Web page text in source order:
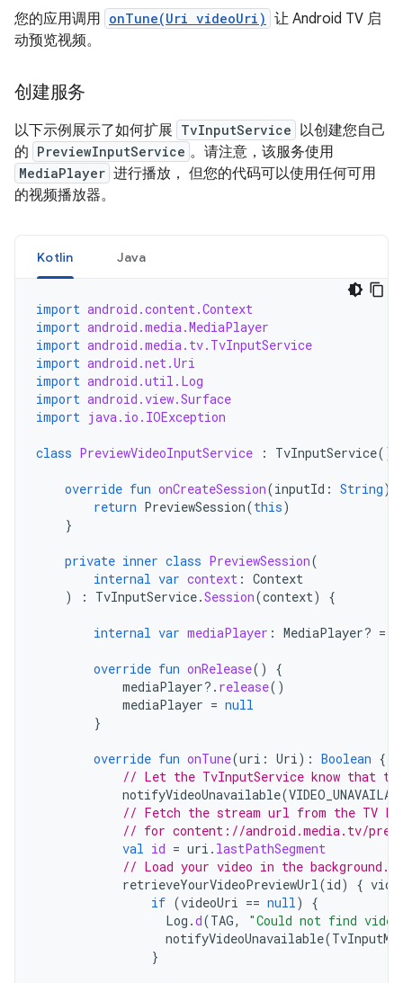
您的应用调用 onTune(Uri videoUri) 让 Android TV 启
动预览视频。
创建服务
以下示例展示了如何扩展 TvInputService 以创建您自己
的 PreviewInputService 。请注意，该服务使用
MediaPlayer 进行播放， 但您的代码可以使用任何可用
的视频播放器。
Kotlin Java
import android.content.Context
import android.media.MediaPlayer
import android.media.tv.TvInputService
import android.net.Uri
import android.util.Log
import android.view.Surface
import java.io.IOException
class PreviewVideoInputService : TvInputService()
override fun onCreateSession(inputId : String):
return PreviewSession(this)
}
private inner class PreviewSession(
internal var context : Context
)
: TvInputService.Session(context) {
internal var mediaPlayer : MediaPlayer? =
override fun onRelease()
{
mediaPlayer?. release()
mediaPlayer = null
}
override fun onTune(uri : Uri): Boolean {
// Let the TvInputService know that
notifyVideoUnavailable(
// Fetch the stream url from the TV
// for content://android.media.tv/
val id = uri . lastPathSegment
// Load your video in the background.
retrieveYourVideoPreviewUrl(id) {
if (videoUri == null)
{
Log .d(TAG,
"Could not find
notifyVideoUnavailable(
}